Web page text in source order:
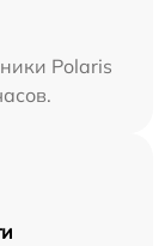
Polaris